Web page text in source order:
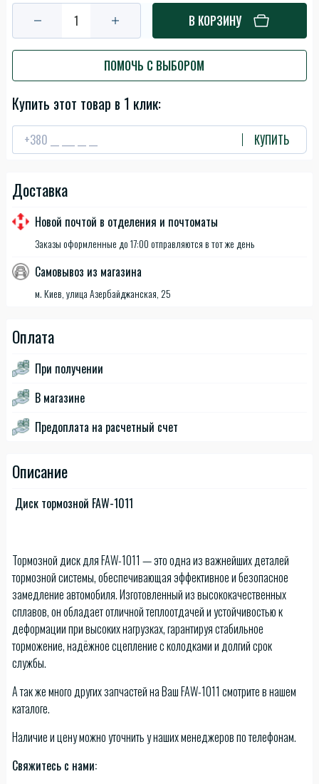
В КОРЗИНУ
ПОМОЧЬ С ВЫБОРОМ
Купить этот товар в 1 клик:
КУПИТЬ
Доставка
Новой почтой в отделения и почтоматы
Заказы оформленные до 17:00 отправляются в тот же день
Самовывоз из магазина
м. Киев, улица Азербайджанская, 25
Оплата
При получении
В магазине
Предоплата на расчетный счет
Описание
Диск тормозной FAW-1011
Тормозной диск для FAW-1011 — это одна из важнейших деталей
тормозной системы, обеспечивающая эффективное и безопасное
замедление автомобиля. Изготовленный из высококачественных
сплавов, он обладает отличной теплоотдачей и устойчивостью к
деформации при высоких нагрузках, гарантируя стабильное
торможение, надёжное сцепление с колодками и долгий срок
службы.
А так же много других запчастей на Ваш FAW-1011 смотрите в нашем
каталоге.
Наличие и цену можно уточнить у наших менеджеров по телефонам.
Свяжитесь с нами: